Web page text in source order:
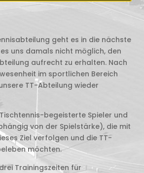
geht es in die nächste
uns damals nicht möglich, den
aufrecht zu erhalten. Nach
im sportlichen Bereich
TT-Abteilung wieder
begeisterte Spieler und
von der Spielstärke), die mit
Ziel verfolgen und die TT-
möchten.
Trainingszeiten für